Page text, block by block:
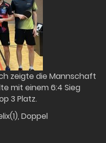
zeigte die Mannschaft
mit einem 6:4 Sieg
3 Platz.
Doppel